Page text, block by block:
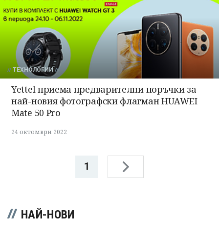
ТЕХНОЛОГИИ
Yettel приема предварителни поръчки за
най-новия фотографски флагман HUAWEI
Mate 50 Pro
24 октомври 2022
1
НАЙ-НОВИ